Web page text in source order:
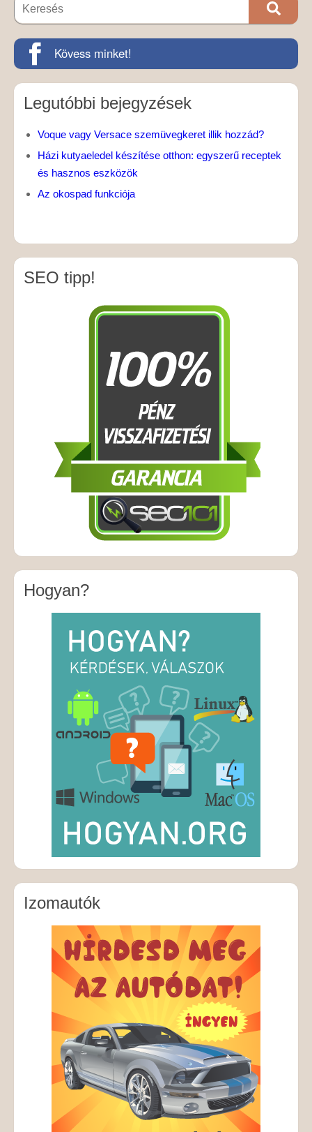
Kövess minket!
Legutóbbi bejegyzések
Voque vagy Versace szemüvegkeret illik hozzád?
Házi kutyaeledel készítése otthon: egyszerű receptek
és hasznos eszközök
Az okospad funkciója
SEO tipp!
Hogyan?
Izomautók